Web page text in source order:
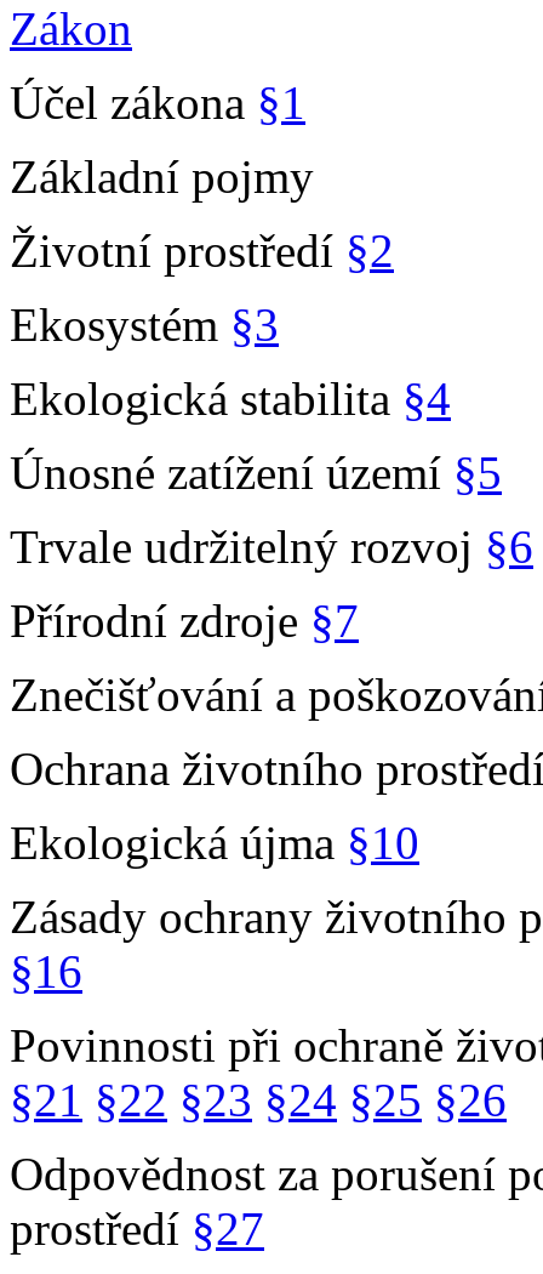
Zákon
Účel zákona §1
Základní pojmy
Životní prostředí §2
Ekosystém §3
Ekologická stabilita §4
Únosné zatížení území §5
Trvale udržitelný rozvoj §6
Přírodní zdroje §7
Znečišťování a
Ochrana životního
Ekologická újma §10
Zásady ochrany životního
§16
Povinnosti při ochraně
§21 §22 §23 §24 §25 §26
Odpovědnost za porušení
prostředí §27